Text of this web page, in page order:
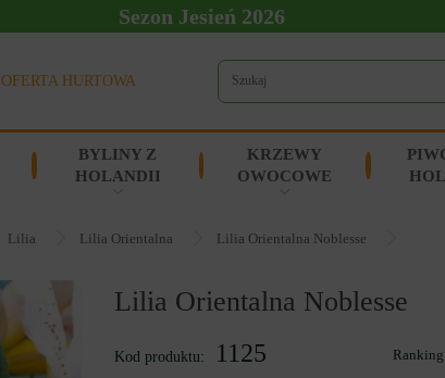
Sezon Jesień 2026
OFERTA HURTOWA
BYLINY Z
HOLANDII
KRZEWY
OWOCOWE
Lilia Lilia Orientalna Lilia Orientalna Noblesse
Lilia Orientalna Noblesse
Kod produktu: 1125